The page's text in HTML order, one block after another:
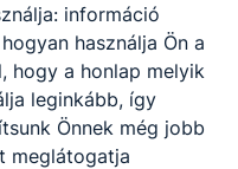
információ
használja Ön a
hogy a honlap melyik
leginkább, így
Önnek még jobb
meglátogatja